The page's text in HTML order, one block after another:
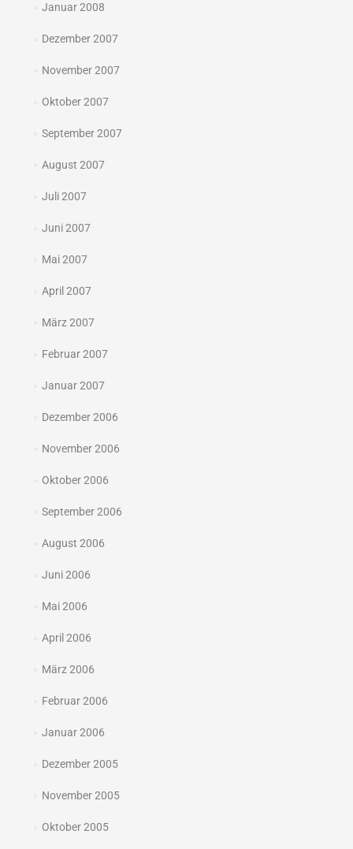
Januar 2008
Dezember 2007
November 2007
Oktober 2007
September 2007
August 2007
Juli 2007
Juni 2007
Mai 2007
April 2007
März 2007
Februar 2007
Januar 2007
Dezember 2006
November 2006
Oktober 2006
September 2006
August 2006
Juni 2006
Mai 2006
April 2006
März 2006
Februar 2006
Januar 2006
Dezember 2005
November 2005
Oktober 2005